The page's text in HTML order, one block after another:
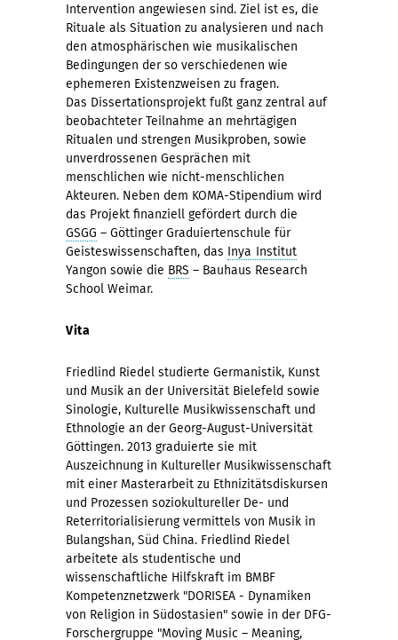
Intervention angewiesen sind. Ziel ist es, die
Rituale als Situation zu analysieren und nach
den atmosphärischen wie musikalischen
Bedingungen der so verschiedenen wie
ephemeren Existenzweisen zu fragen.
Das Dissertationsprojekt fußt ganz zentral auf
beobachteter Teilnahme an mehrtägigen
Ritualen und strengen Musikproben, sowie
unverdrossenen Gesprächen mit
menschlichen wie nicht-menschlichen
Akteuren. Neben dem KOMA-Stipendium wird
das Projekt finanziell gefördert durch die
GSGG – Göttinger Graduiertenschule für
Geisteswissenschaften, das Inya Institut
Yangon sowie die BRS – Bauhaus Research
School Weimar.
Vita
Friedlind Riedel studierte Germanistik, Kunst
und Musik an der Universität Bielefeld sowie
Sinologie, Kulturelle Musikwissenschaft und
Ethnologie an der Georg-August-Universität
Göttingen. 2013 graduierte sie mit
Auszeichnung in Kultureller Musikwissenschaft
mit einer Masterarbeit zu Ethnizitätsdiskursen
und Prozessen soziokultureller De- und
Reterritorialisierung vermittels von Musik in
Bulangshan, Süd China. Friedlind Riedel
arbeitete als studentische und
wissenschaftliche Hilfskraft im BMBF
Kompetenznetzwerk "DORISEA - Dynamiken
von Religion in Südostasien" sowie in der DFG-
Forschergruppe "Moving Music – Meaning,